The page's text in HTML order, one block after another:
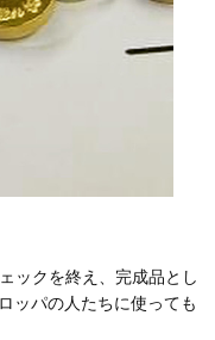
ックを終え、完成品とし
ッパの人たちに使っても